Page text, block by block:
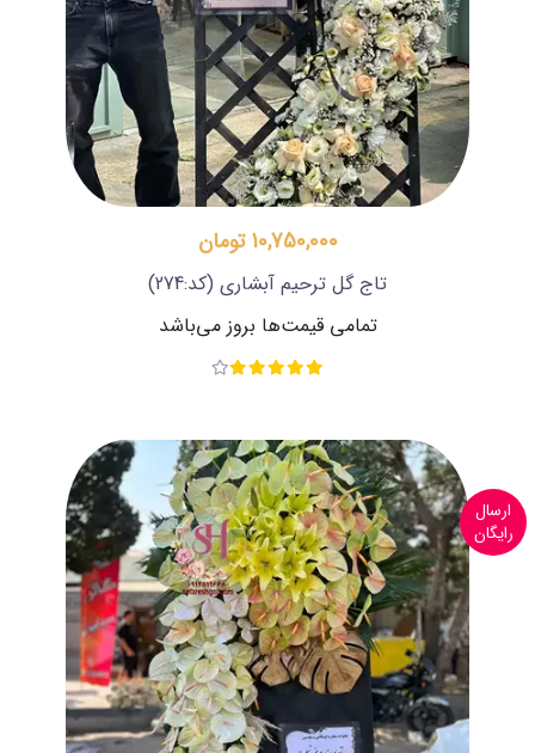
10,750,000 تومان
تاج گل ترحیم آبشاری (کد:274)
تمامی قیمت‌ها بروز می‌باشد
ارسال
رایگان